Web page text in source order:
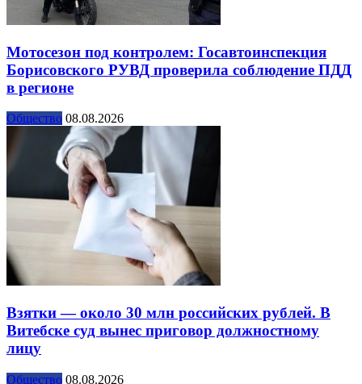
Мотосезон под контролем: Госавтоинспекция
Борисовского РУВД проверила соблюдение ПДД
в регионе
Общество 08.08.2026
Взятки — около 30 млн российских рублей. В
Витебске суд вынес приговор должностному
лицу
Общество 08.08.2026